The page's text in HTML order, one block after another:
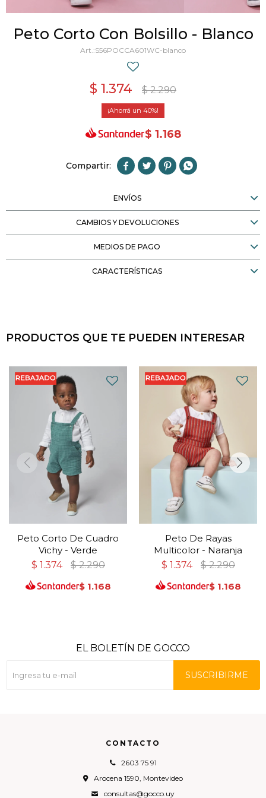
Peto Corto Con Bolsillo - Blanco
S56POCCA601WC-blanco
$ 1.374 $ 2.290
40
$ 1.168
   
ENVÍOS
CAMBIOS Y DEVOLUCIONES
MEDIOS DE PAGO
CARACTERÍSTICAS
PRODUCTOS QUE TE PUEDEN INTERESAR
Peto Corto De Cuadro
Vichy - Verde
$ 1.374 $ 2.290
$ 1.168
Peto De Rayas
Multicolor - Naranja
$ 1.374 $ 2.290
$ 1.168
CONTACTO
2603 75 91
Arocena 1590, Montevideo
consultas@gocco.uy
EL BOLETÍN DE GOCCO
SUSCRIBIRME